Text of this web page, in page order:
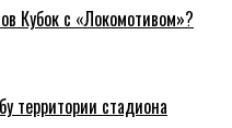
Кубок с «Локомотивом»?
территории стадиона